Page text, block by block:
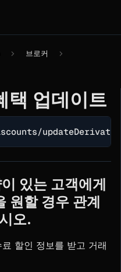
브로커
택 업데이트
있는 고객에게
원할 경우 관계
오.
할인 정보를 받고 거래